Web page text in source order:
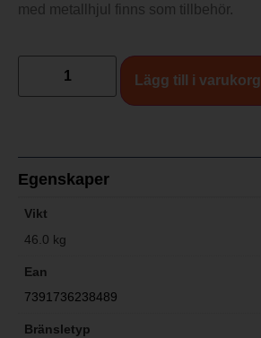
med metallhjul finns som tillbehör.
Lägg till i varukorg
Egenskaper
Vikt
46.0 kg
Ean
7391736238489
Bränsletyp